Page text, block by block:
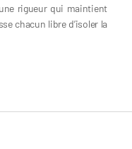
rigueur qui maintient
chacun libre d’isoler la